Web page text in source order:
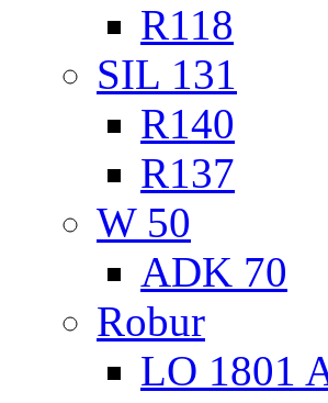
R118
SIL 131
R140
R137
W 50
ADK 70
Robur
LO 1801